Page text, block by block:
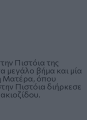
Πιστόια της
μεγάλο βήμα και μία
Ματέρα, όπου
Πιστόια διήρκεσε